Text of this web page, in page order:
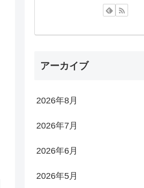
アーカイブ
2026年8月
2026年7月
2026年6月
2026年5月